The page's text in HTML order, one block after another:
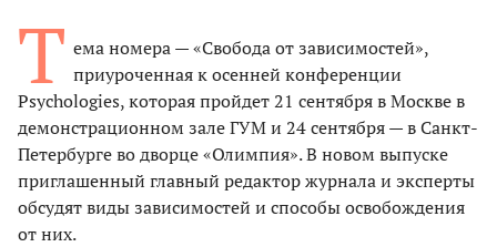
Т ема номера — «Свобода от зависимостей»,
приуроченная к осенней конференции
Psychologies, которая пройдет 21 сентября в Москве в
демонстрационном зале ГУМ и 24 сентября — в Санкт-
Петербурге во дворце «Олимпия». В новом выпуске
приглашенный главный редактор журнала и эксперты
обсудят виды зависимостей и способы освобождения
от них.